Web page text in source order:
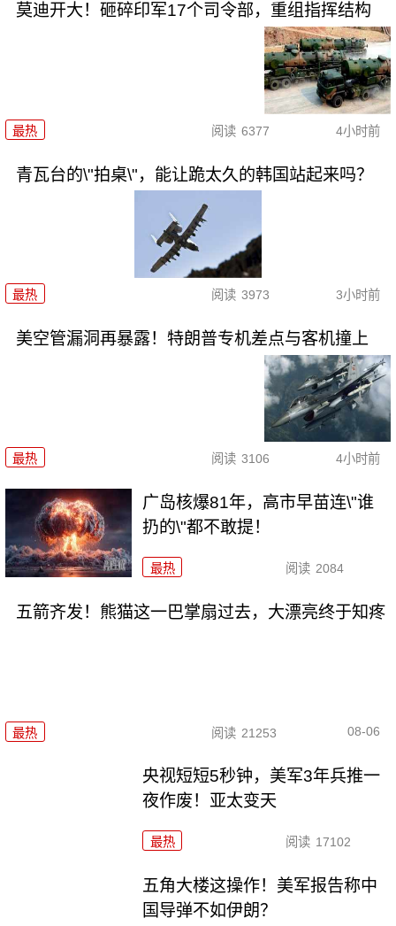
莫迪开大！砸碎印军17个司令部，重组指挥结构
最热 阅读 6377 4小时前
青瓦台的\"拍桌\"，能让跪太久的韩国站起来吗？
最热 阅读 3973 3小时前
美空管漏洞再暴露！特朗普专机差点与客机撞上
最热 阅读 3106 4小时前
广岛核爆81年，高市早苗连\"谁
扔的\"都不敢提！
最热 阅读 2084
五箭齐发！熊猫这一巴掌扇过去，大漂亮终于知疼
最热 阅读 21253 08-06
央视短短5秒钟，美军3年兵推一
夜作废！亚太变天
最热 阅读 17102
五角大楼这操作！美军报告称中
国导弹不如伊朗？